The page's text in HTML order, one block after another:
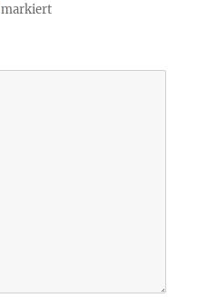
markiert